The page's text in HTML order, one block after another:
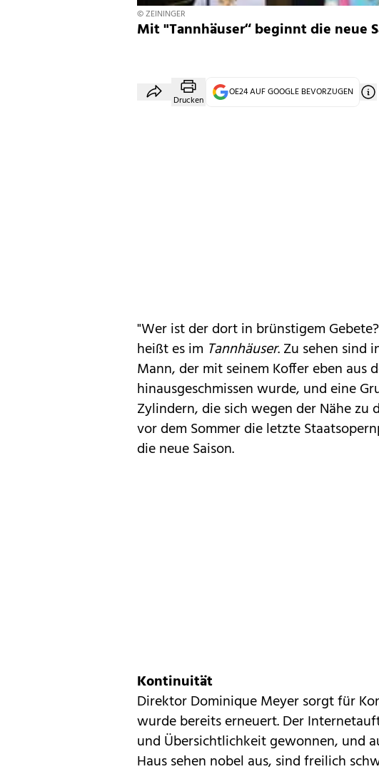
© ZEININGER
Mit "Tannhäuser“ beginnt die neue
Drucken
OE24 AUF GOOGLE BEVORZUGEN
"Wer ist der dort in brünstigem
heißt es im Tannhäuser. Zu sehen sind
Mann, der mit seinem Koffer eben aus
hinausgeschmissen wurde, und eine
Zylindern, die sich wegen der Nähe zu
vor dem Sommer die letzte
die neue Saison.
Kontinuität
DirektorDominique Meyersorgt für
wurde bereits erneuert. Der
und Übersichtlichkeit gewonnen, und
Haus sehen nobel aus, sind freilich